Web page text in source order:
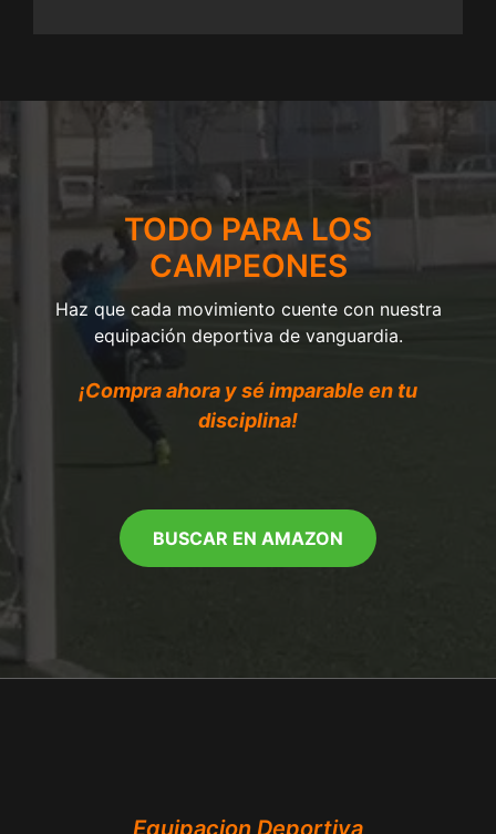
TODO PARA LOS
CAMPEONES
Haz que cada movimiento cuente con nuestra
equipación deportiva de vanguardia.
¡Compra ahora y sé imparable en tu
disciplina!
BUSCAR EN AMAZON
Equipacion Deportiva